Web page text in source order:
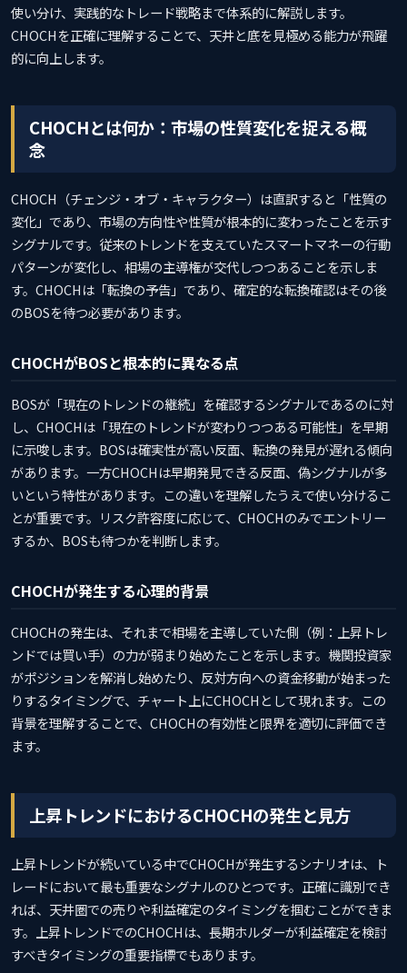
使い分け、実践的なトレード戦略まで体系的に解説します。
CHOCHを正確に理解することで、天井と底を見極める能力が飛躍
的に向上します。
CHOCHとは何か：市場の性質変化を捉える概
念
CHOCH（チェンジ・オブ・キャラクター）は直訳すると「性質の
変化」であり、市場の方向性や性質が根本的に変わったことを示す
シグナルです。従来のトレンドを支えていたスマートマネーの行動
パターンが変化し、相場の主導権が交代しつつあることを示しま
す。CHOCHは「転換の予告」であり、確定的な転換確認はその後
のBOSを待つ必要があります。
CHOCHがBOSと根本的に異なる点
BOSが「現在のトレンドの継続」を確認するシグナルであるのに対
し、CHOCHは「現在のトレンドが変わりつつある可能性」を早期
に示唆します。BOSは確実性が高い反面、転換の発見が遅れる傾向
があります。一方CHOCHは早期発見できる反面、偽シグナルが多
いという特性があります。この違いを理解したうえで使い分けるこ
とが重要です。リスク許容度に応じて、CHOCHのみでエントリー
するか、BOSも待つかを判断します。
CHOCHが発生する心理的背景
CHOCHの発生は、それまで相場を主導していた側（例：上昇トレ
ンドでは買い手）の力が弱まり始めたことを示します。機関投資家
がポジションを解消し始めたり、反対方向への資金移動が始まった
りするタイミングで、チャート上にCHOCHとして現れます。この
背景を理解することで、CHOCHの有効性と限界を適切に評価でき
ます。
上昇トレンドにおけるCHOCHの発生と見方
上昇トレンドが続いている中でCHOCHが発生するシナリオは、ト
レードにおいて最も重要なシグナルのひとつです。正確に識別でき
れば、天井圏での売りや利益確定のタイミングを掴むことができま
す。上昇トレンドでのCHOCHは、長期ホルダーが利益確定を検討
すべきタイミングの重要指標でもあります。